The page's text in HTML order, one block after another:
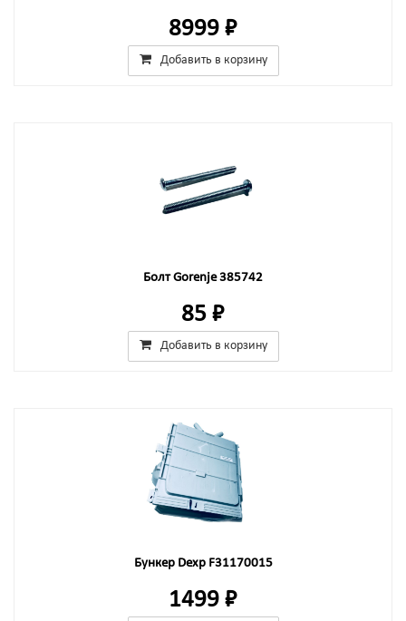
8999 ₽
Добавить в корзину
Болт Gorenje 385742
85 ₽
Добавить в корзину
Бункер Dexp F31170015
1499 ₽